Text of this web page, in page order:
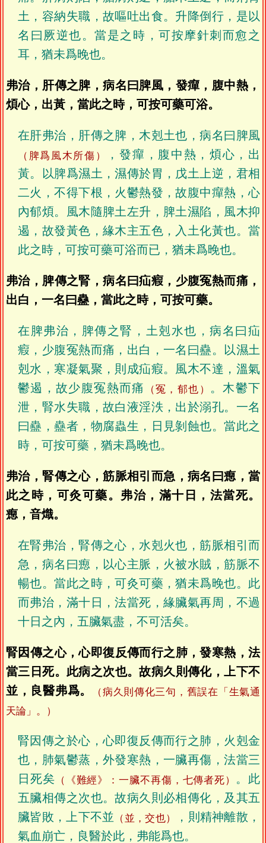
土，容納失職，故嘔吐出食。升降倒行，是以
名曰厥逆也。當是之時，可按摩針刺而愈之
耳，猶未爲晚也。
弗治，肝傳之脾，病名曰脾風，發癉，腹中熱，
煩心，出黃，當此之時，可按可藥可浴。
在肝弗治，肝傳之脾，木剋土也，病名曰脾風
（脾爲風木所傷）
，發癉，腹中熱，煩心，出
黃。以脾爲濕土，濕傳於胃，戊土上逆，君相
二火，不得下根，火鬱熱發，故腹中癉熱，心
內郁煩。風木隨脾土左升，脾土濕陷，風木抑
遏，故發黃色，緣木主五色，入土化黃也。當
此之時，可按可藥可浴而已，猶未爲晚也。
弗治，脾傳之腎，病名曰疝瘕，少腹冤熱而痛，
出白，一名曰蠱，當此之時，可按可藥。
在脾弗治，脾傳之腎，土剋水也，病名曰疝
瘕，少腹冤熱而痛，出白，一名曰蠱。以濕土
剋水，寒凝氣聚，則成疝瘕。風木不達，溫氣
鬱遏，故少腹冤熱而痛
（冤，郁也）
。木鬱下
泄，腎水失職，故白液淫泆，出於溺孔。一名
曰蠱，蠱者，物腐蟲生，日見剝蝕也。當此之
時，可按可藥，猶未爲晚也。
弗治，腎傳之心，筋脈相引而急，病名曰瘛，當
此之時，可灸可藥。弗治，滿十日，法當死。
瘛，音熾。
在腎弗治，腎傳之心，水剋火也，筋脈相引而
急，病名曰瘛，以心主脈，火被水賊，筋脈不
暢也。當此之時，可灸可藥，猶未爲晚也。此
而弗治，滿十日，法當死，緣臟氣再周，不過
十日之內，五臟氣盡，不可活矣。
腎因傳之心，心即復反傳而行之肺，發寒熱，法
當三日死。此病之次也。故病久則傳化，上下不
並，良醫弗爲。
（病久則傳化三句，舊誤在「生氣通
天論」。）
腎因傳之於心，心即復反傳而行之肺，火剋金
也，肺氣鬱蒸，外發寒熱，一臟再傷，法當三
日死矣 （《難經》：一臟不再傷，七傳者死） 。此
五臟相傳之次也。故病久則必相傳化，及其五
臟皆敗，上下不並 （並，交也）
，則精神離散，
氣血崩亡，良醫於此，弗能爲也。